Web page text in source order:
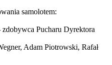
samolotem:
Pucharu Dyrektora
Adam Piotrowski, Rafał